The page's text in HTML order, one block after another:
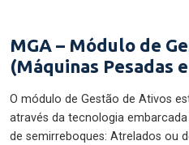
MGA – Módulo de
(Máquinas Pesadas
O módulo de Gestão de Ativos
através da tecnologia
de semirreboques: Atrelados ou